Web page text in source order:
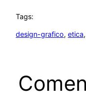
Tags:
design-grafico, etica,